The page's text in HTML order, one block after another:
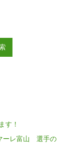
す！
ーレ富山 選手の